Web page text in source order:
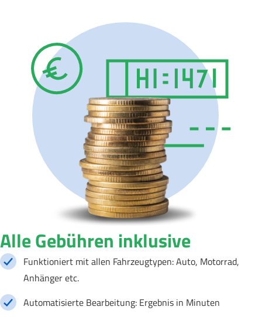
Alle Gebühren inklusive
Funktioniert mit allen Fahrzeugtypen: Auto, Motorrad,
Anhänger etc.
Automatisierte Bearbeitung: Ergebnis in Minuten